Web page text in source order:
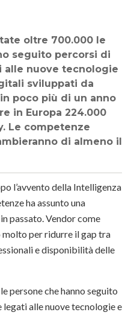
seguito percorsi di
alle nuove tecnologie
sviluppati da
poco più di un anno
in Europa 224.000
Le competenze
di almeno il
l’avvento della Intelligenza
ha assunto una
passato. Vendor come
per ridurre il gap tra
e disponibilità delle
persone che hanno seguito
alle nuove tecnologie e